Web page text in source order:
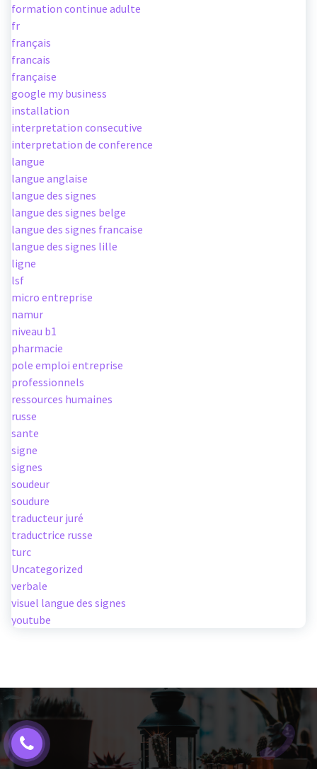
formation continue adulte
fr
français
francais
française
google my business
installation
interpretation consecutive
interpretation de conference
langue
langue anglaise
langue des signes
langue des signes belge
langue des signes francaise
langue des signes lille
ligne
lsf
micro entreprise
namur
niveau b1
pharmacie
pole emploi entreprise
professionnels
ressources humaines
russe
sante
signe
signes
soudeur
soudure
traducteur juré
traductrice russe
turc
Uncategorized
verbale
visuel langue des signes
youtube